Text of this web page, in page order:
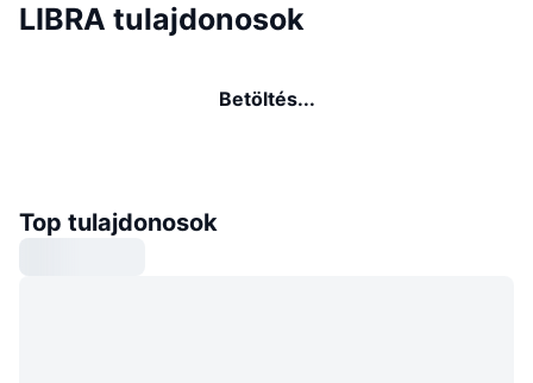
LIBRA tulajdonosok
Betöltés...
Top tulajdonosok